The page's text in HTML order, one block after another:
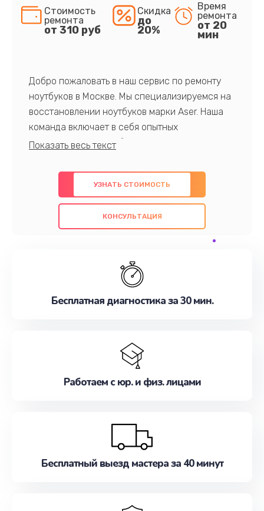
Стоимость
ремонта
от 310 руб
Скидка
до
20%
Время
ремонта
от 20
мин
Добро пожаловать в наш сервис по ремонту
ноутбуков в Москве. Мы специализируемся на
восстановлении ноутбуков марки Aser. Наша
команда включает в себя опытных
профессионалов с обширными знаниями и
предлагаем быстрый и качественный ремонт с
использованием оригинальных компонентов, а
также гарантируем качество всех
проведенных работ. Наша цель - предоставить
наилучшим образом. Не медлите записаться на
УЗНАТЬ СТОИМОСТЬ
КОНСУЛЬТАЦИЯ
Бесплатная диагностика за 30 мин.
Работаем с юр. и физ. лицами
Бесплатный выезд мастера за 40 минут